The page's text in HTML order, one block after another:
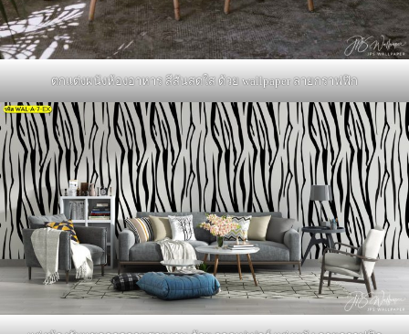
ตกแต่งผนังห้องอาหาร สีสันสดใส ด้วย wallpaper ลายกราฟฟิก